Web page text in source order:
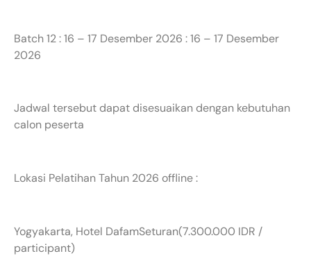
Batch 12 : 16 – 17 Desember 2026 : 16 – 17 Desember
2026
Jadwal tersebut dapat disesuaikan dengan kebutuhan
calon peserta
Lokasi Pelatihan Tahun 2026 offline :
Yogyakarta, Hotel DafamSeturan(7.300.000 IDR /
participant)